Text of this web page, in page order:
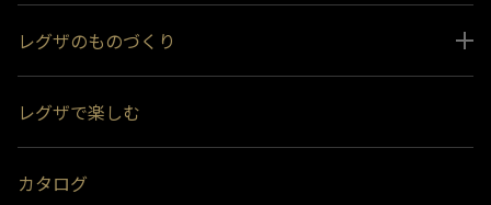
レグザのものづくり
受賞履歴
おすすめ番組
レグザで楽しむ
カタログ